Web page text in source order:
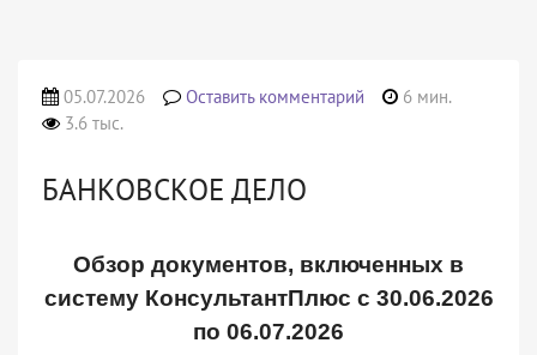
05.07.2026 Оставить комментарий
6 мин.
3.6 тыс.
БАНКОВСКОЕ ДЕЛО
Обзор документов, включенных в
систему КонсультантПлюс с 30.06.2026
по 06.07.2026